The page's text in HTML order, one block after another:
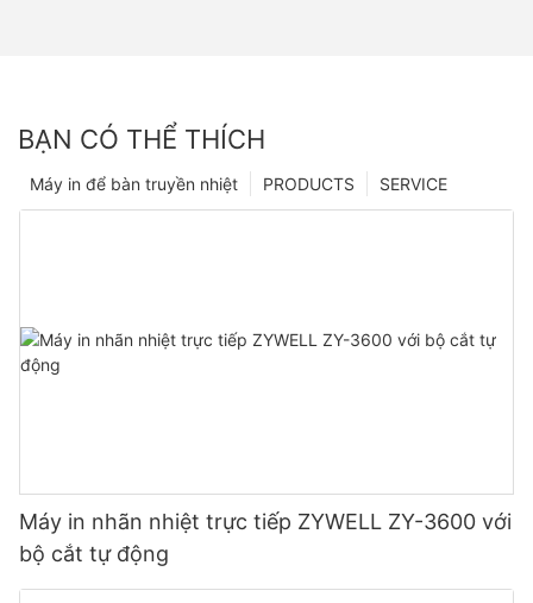
BẠN CÓ THỂ THÍCH
SERVICE
PRODUCTS
Máy in để bàn truyền nhiệt
Máy in nhãn nhiệt trực tiếp ZYWELL ZY-3600 với
bộ cắt tự động